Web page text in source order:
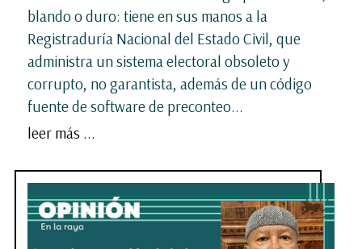
blando o duro: tiene en sus manos a la
Registraduría Nacional del Estado Civil, que
administra un sistema electoral obsoleto y
corrupto, no garantista, además de un código
fuente de software de preconteo...
leer más ...